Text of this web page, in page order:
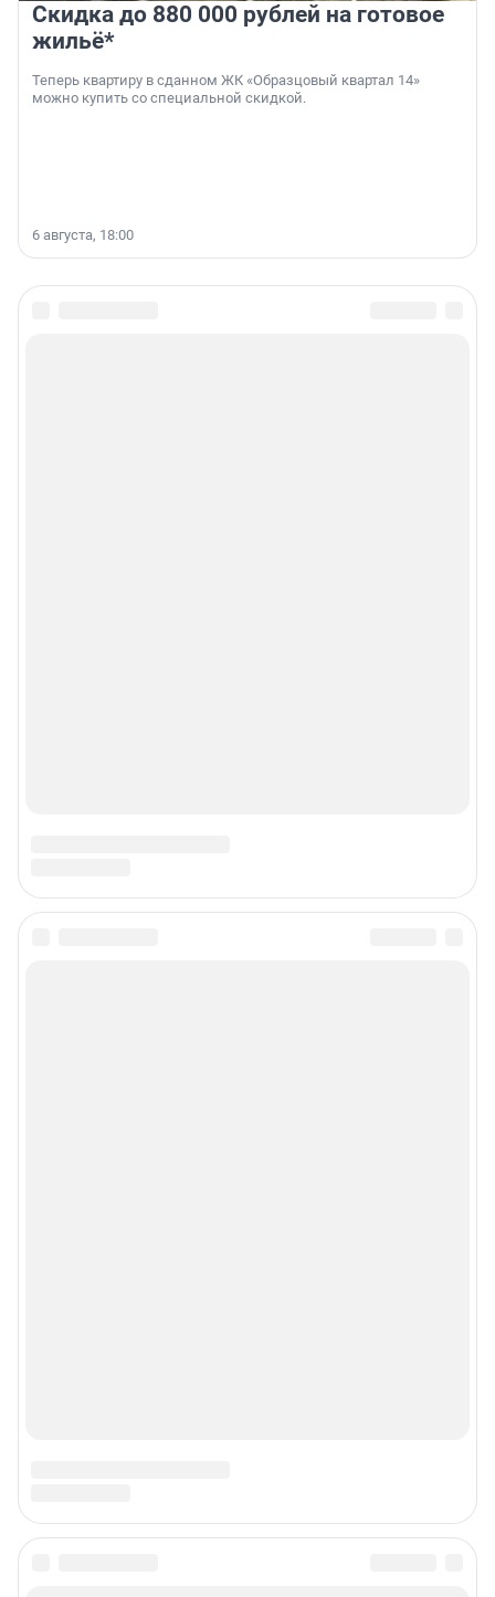
Скидка до 880 000 рублей на готовое
жильё*
Теперь квартиру в сданном ЖК «Образцовый квартал 14»
можно купить со специальной скидкой.
6 августа, 18:00